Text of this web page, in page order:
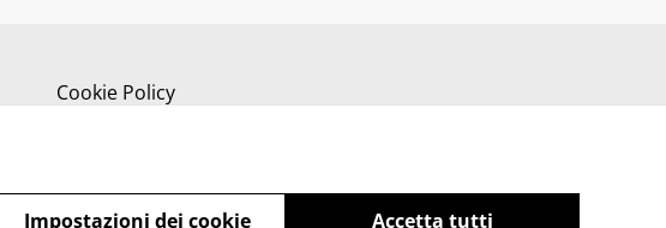
Cookie Policy
Accetta tutti
Impostazioni dei cookie